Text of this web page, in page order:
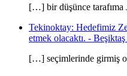
[…] bir düşünce tarafıma
Tekinoktay: Hedefimiz
etmek olacaktı. - Beşiktaş
[…] seçimlerinde girmiş